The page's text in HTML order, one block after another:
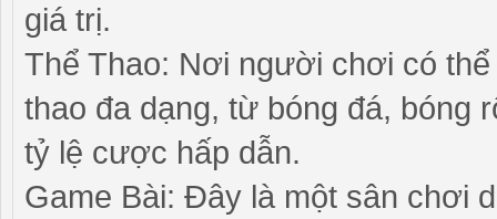
giá trị.
Thể Thao: Nơi người chơi có
thao đa dạng, từ bóng đá, bóng
tỷ lệ cược hấp dẫn.
Game Bài: Đây là một sân chơi